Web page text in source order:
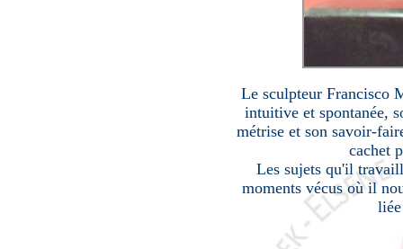
Le sculpteur Francisco
intuitive et spontanée,
métrise et son savoir-
cachet
Les sujets qu'il
moments vécus où il